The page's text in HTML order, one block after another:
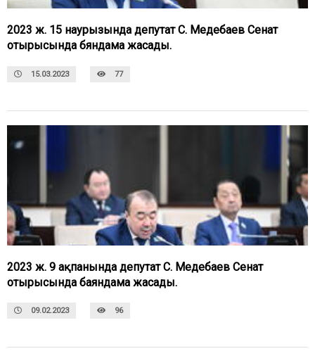
2023 ж. 15 наурызында депутат С. Медебаев Сенат
отырысында бяндама жасады.
15.03.2023 77
2023 ж. 9 ақпанында депутат С. Медебаев Сенат
отырысында баяндама жасады.
09.02.2023 96